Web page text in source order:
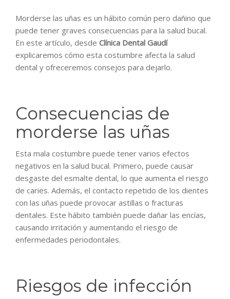
Morderse las uñas es un hábito común pero dañino que
puede tener graves consecuencias para la salud bucal.
En este artículo, desde Clínica Dental Gaudí
explicaremos cómo esta costumbre afecta la salud
dental y ofreceremos consejos para dejarlo.
Consecuencias de
morderse las uñas
Esta mala costumbre puede tener varios efectos
negativos en la salud bucal. Primero, puede causar
desgaste del esmalte dental, lo que aumenta el riesgo
de caries. Además, el contacto repetido de los dientes
con las uñas puede provocar astillas o fracturas
dentales. Este hábito también puede dañar las encías,
causando irritación y aumentando el riesgo de
enfermedades periodontales.
Riesgos de infección